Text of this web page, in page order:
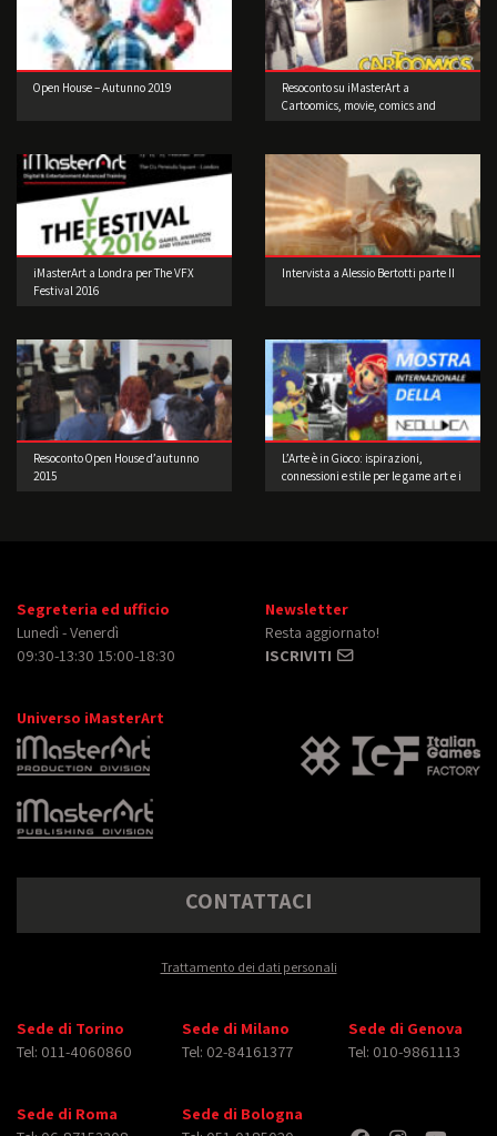
Open House – Autunno 2019
Resoconto su iMasterArt a
Cartoomics, movie, comics and
iMasterArt a Londra per The VFX
Festival 2016
Intervista a Alessio Bertotti parte II
Resoconto Open House d’autunno
2015
L’Arte è in Gioco: ispirazioni,
connessioni e stile per le game art e i
Segreteria ed ufficio
Lunedì - Venerdì
09:30-13:30 15:00-18:30
Newsletter
Resta aggiornato!
ISCRIVITI
Universo iMasterArt
CONTATTACI
Trattamento dei dati personali
Sede di Torino
Tel: 011-4060860
Sede di Milano
Tel: 02-84161377
Sede di Genova
Tel: 010-9861113
Sede di Roma
Sede di Bologna